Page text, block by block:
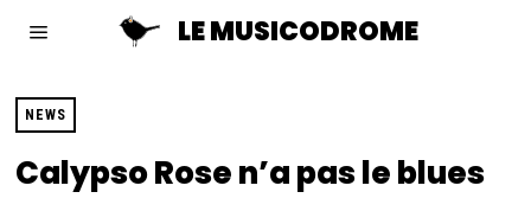
LE MUSICODROME
NEWS
Calypso Rose n’a pas le blues